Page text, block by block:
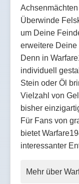
Überwinde
um Deine
erweitere Deine
Denn in
individuell
Stein oder Öl
Vielzahl von
bisher
Für Fans von
bietet
interessanter
Mehr über